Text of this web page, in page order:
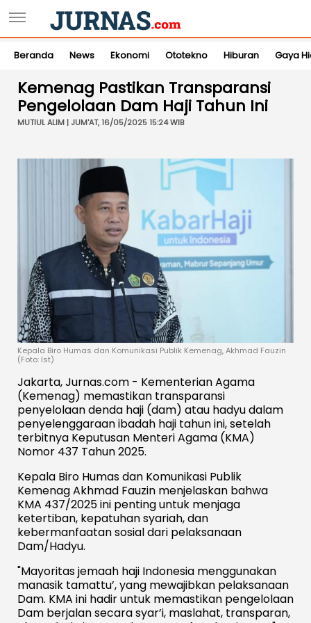
Beranda News Ekonomi Ototekno Hiburan Gaya
Kemenag Pastikan Transparansi
Pengelolaan Dam Haji Tahun Ini
MUTIUL ALIM | JUM'AT, 16/05/2025 15:24 WIB
Kepala Biro Humas dan Komunikasi Publik Kemenag, Akhmad Fauzin
(Foto: Ist)
Jakarta, Jurnas.com - Kementerian Agama
(Kemenag) memastikan transparansi
penyelolaan denda haji (dam) atau hadyu dalam
penyelenggaraan ibadah haji tahun ini, setelah
terbitnya Keputusan Menteri Agama (KMA)
Nomor 437 Tahun 2025.
Kepala Biro Humas dan Komunikasi Publik
Kemenag Akhmad Fauzin menjelaskan bahwa
KMA 437/2025 ini penting untuk menjaga
ketertiban, kepatuhan syariah, dan
kebermanfaatan sosial dari pelaksanaan
Dam/Hadyu.
"Mayoritas jemaah haji Indonesia menggunakan
manasik tamattu’, yang mewajibkan pelaksanaan
Dam. KMA ini hadir untuk memastikan pengelolaan
Dam berjalan secara syar’i, maslahat, transparan,